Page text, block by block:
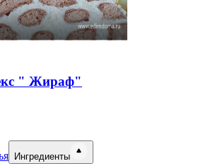
" Жираф"
Ингредиенты